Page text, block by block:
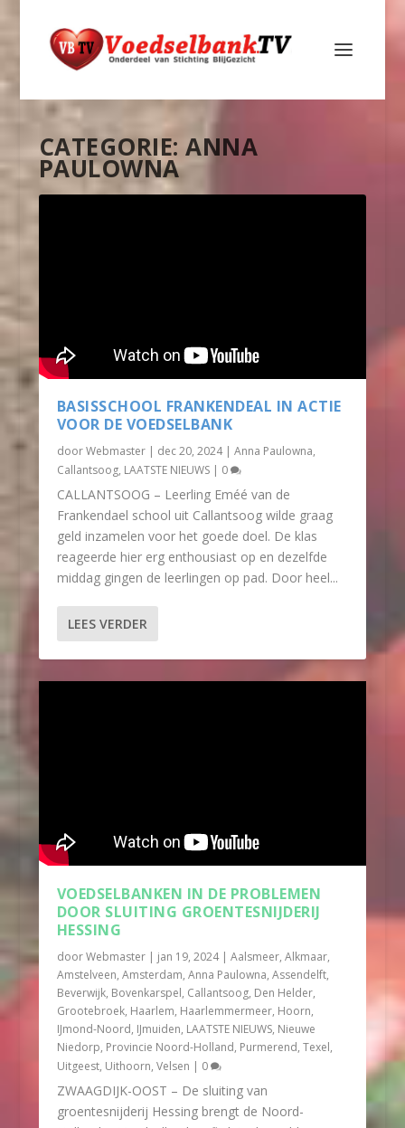
CATEGORIE:ANNA
PAULOWNA
BASISSCHOOL FRANKENDEAL IN ACTIE
VOOR DE VOEDSELBANK
doorWebmaster| dec 20, 2024| Anna Paulowna,
Callantsoog, LAATSTE NIEUWS| 0
CALLANTSOOG – Leerling Eméé van de
Frankendael school uit Callantsoog wilde graag
geld inzamelen voor het goede doel. De klas
reageerde hier erg enthousiast op en dezelfde
middag gingen de leerlingen op pad. Door heel...
LEES VERDER
VOEDSELBANKEN IN DE PROBLEMEN
DOOR SLUITING GROENTESNIJDERIJ
HESSING
doorWebmaster| jan 19, 2024| Aalsmeer, Alkmaar,
Amstelveen, Amsterdam, Anna Paulowna, Assendelft,
Beverwijk, Bovenkarspel, Callantsoog, Den Helder,
Grootebroek, Haarlem, Haarlemmermeer, Hoorn,
IJmond-Noord, IJmuiden, LAATSTE NIEUWS, Nieuwe
Niedorp, Provincie Noord-Holland, Purmerend, Texel,
Uitgeest, Uithoorn, Velsen | 0
ZWAAGDIJK-OOST – De sluiting van
groentesnijderij Hessing brengt de Noord-